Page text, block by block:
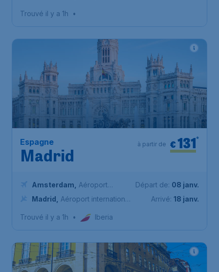
Casablanca
Trouvé il y a 1h •
Espagne
Madrid
€131*
à partir de
Amsterdam
Aéroport
Schiphol (Amsterdam)
Madrid
Aéroport international
Barajas
Départ de: 08 janv.
Arrivé: 18 janv.
Trouvé il y a 1h • Iberia